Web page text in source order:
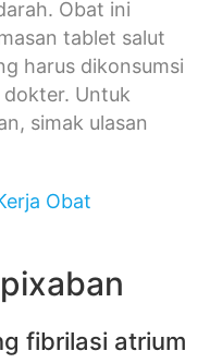
Obat ini
tablet salut
harus dikonsumsi
Untuk
simak ulasan
Obat
fibrilasi atrium